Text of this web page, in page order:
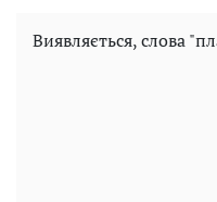
Виявляється, слова